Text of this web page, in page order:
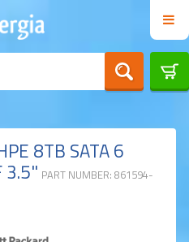
8TB SATA 6
3.5" PART NUMBER: 861594-